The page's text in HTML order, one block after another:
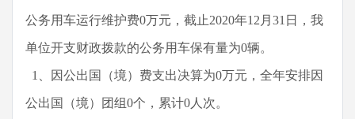
公务用车运行维护费0万元，截止2020年12月31日，我
单位开支财政拨款的公务用车保有量为0辆。
1、因公出国（境）费支出决算为0万元，全年安排因
公出国（境）团组0个，累计0人次。